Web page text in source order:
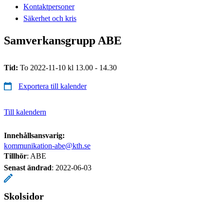
Kontaktpersoner
Säkerhet och kris
Samverkansgrupp ABE
Tid: To 2022-11-10 kl 13.00 - 14.30
Exportera till kalender
Till kalendern
Innehållsansvarig:
kommunikation-abe@kth.se
Tillhör: ABE
Senast ändrad: 2022-06-03
Skolsidor